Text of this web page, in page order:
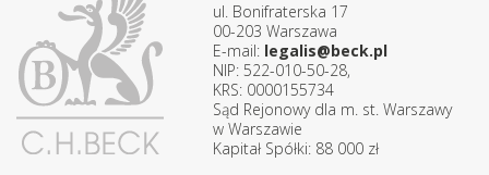
ul. Bonifraterska 17
00-203 Warszawa
E-mail: legalis@beck.pl
NIP: 522-010-50-28,
KRS: 0000155734
Sąd Rejonowy dla m. st. Warszawy
w Warszawie
Kapitał Spółki: 88 000 zł